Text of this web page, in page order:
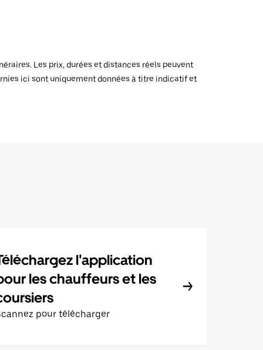
Les prix, durées et distances réels peuvent
ici sont uniquement données à titre indicatif et
l'application
les chauffeurs et les
pour télécharger